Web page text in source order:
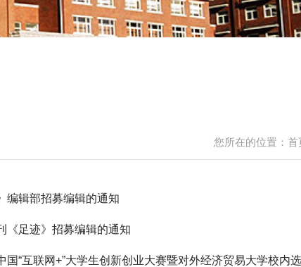
您所在的位置： 首
编辑部招募编辑的通知
《足迹》招募编辑的通知
国“互联网+”大学生创新创业大赛暨对外经济贸易大学校内